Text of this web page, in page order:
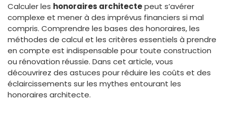
Calculer les honoraires architectepeut s’avérer
complexe et mener à des imprévus financiers si mal
compris. Comprendre les bases des honoraires, les
méthodes de calcul et les critères essentiels à prendre
en compte est indispensable pour toute construction
ou rénovation réussie. Dans cet article, vous
découvrirez des astuces pour réduire les coûts et des
éclaircissements sur les mythes entourant les
honoraires architecte.